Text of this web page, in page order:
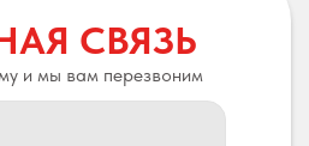
СВЯЗЬ
и мы вам перезвоним